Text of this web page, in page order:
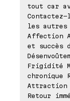
tout car
les autres
Affection
et succès
Frigidité
chronique
Attraction
Retour